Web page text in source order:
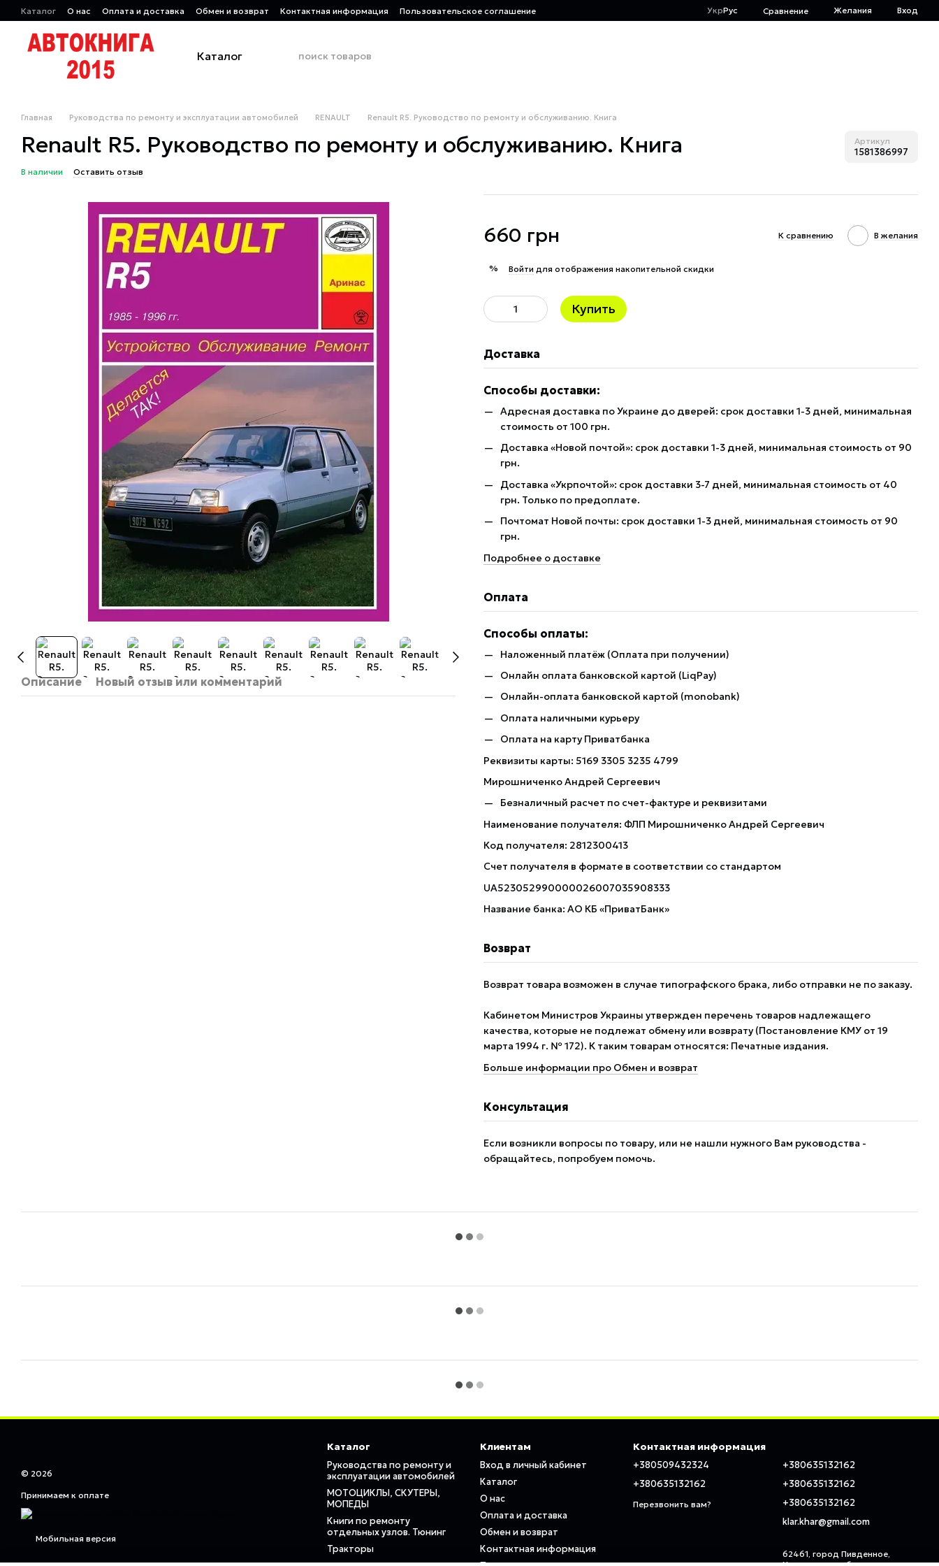
Перейти к основному контенту
Каталог О нас Оплата и доставка Обмен и возврат Контактная информация Пользовательское соглашение УкрРус Сравнение Желания Вход
Каталог
Главная Руководства по ремонту и эксплуатации автомобилей RENAULT Renault R5. Руководство по ремонту и обслуживанию. Книга
Renault R5. Руководство по ремонту и обслуживанию. Книга Артикул
1581386997
В наличии Оставить отзыв
Описание Новый отзыв или комментарий
660 грн К сравнению В желания
% Войти для отображения накопительной скидки
Купить
Доставка
Способы доставки:
Адресная доставка по Украине до дверей: срок доставки 1-3 дней, минимальная
стоимость от 100 грн.
Доставка «Новой почтой»: срок доставки 1-3 дней, минимальная стоимость от 90
грн.
Доставка «Укрпочтой»: срок доставки 3-7 дней, минимальная стоимость от 40
грн. Только по предоплате.
Почтомат Новой почты: срок доставки 1-3 дней, минимальная стоимость от 90
грн.
Подробнее о доставке
Оплата
Способы оплаты:
Наложенный платёж (Оплата при получении)
Онлайн оплата банковской картой (LiqPay)
Онлайн-оплата банковской картой (monobank)
Оплата наличными курьеру
Оплата на карту Приватбанка
Реквизиты карты: 5169 3305 3235 4799
Мирошниченко Андрей Сергеевич
Безналичный расчет по счет-фактуре и реквизитами
Наименование получателя: ФЛП Мирошниченко Андрей Сергеевич
Код получателя: 2812300413
Счет получателя в формате в соответствии со стандартом
UA523052990000026007035908333
Название банка: АО КБ «ПриватБанк»
Возврат
Возврат товара возможен в случае типографского брака, либо отправки не по заказу.
Кабинетом Министров Украины утвержден перечень товаров надлежащего
качества, которые не подлежат обмену или возврату (Постановление КМУ от 19
марта 1994 г. № 172). К таким товарам относятся: Печатные издания.
Больше информации про Обмен и возврат
Консультация
Если возникли вопросы по товару, или не нашли нужного Вам руководства -
обращайтесь, попробуем помочь.
© 2026
Принимаем к оплате
Мобильная версия
Каталог
Руководства по ремонту и
эксплуатации автомобилей
МОТОЦИКЛЫ, СКУТЕРЫ,
МОПЕДЫ
Книги по ремонту
отдельных узлов. Тюнинг
Тракторы
Клиентам
Вход в личный кабинет
Каталог
О нас
Оплата и доставка
Обмен и возврат
Контактная информация
Контактная информация
+380509432324
+380635132162
Перезвонить вам?
+380635132162
+380635132162
+380635132162
klar.khar@gmail.com
62461, город Пивденное,